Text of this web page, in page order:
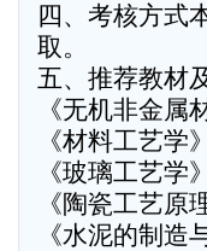
四、考核方
取。
五、推荐教材
《无机非金
《材料工艺学
《玻璃工艺学》
《陶瓷工艺原
《水泥的制